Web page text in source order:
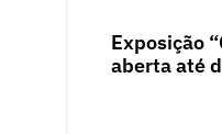
Exposição
aberta até